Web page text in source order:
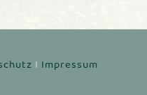
I Impressum